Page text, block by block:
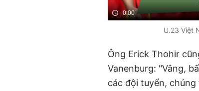
0:00
U.23 Việt
Ông Erick Thohir
Vanenburg: "Vâng,
các đội tuyển,